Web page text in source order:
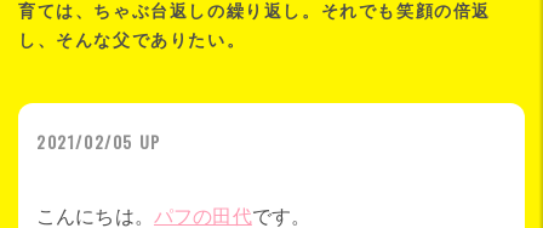
育ては、ちゃぶ台返しの繰り返し。それでも笑顔の倍返
し、そんな父でありたい。
2021/02/05 UP
こんにちは。 パフの田代です。